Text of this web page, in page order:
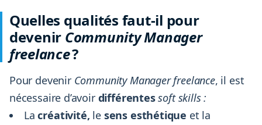
Quelles qualités faut-il pour
devenir Community Manager
freelance?
Pour devenir Community Manager freelance, il est
nécessaire d’avoir différentessoft skills:
Lacréativité, le sens esthétique et la